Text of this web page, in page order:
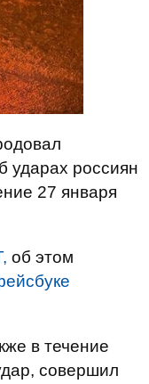
россиян
27 января
об этом
в течение
совершил